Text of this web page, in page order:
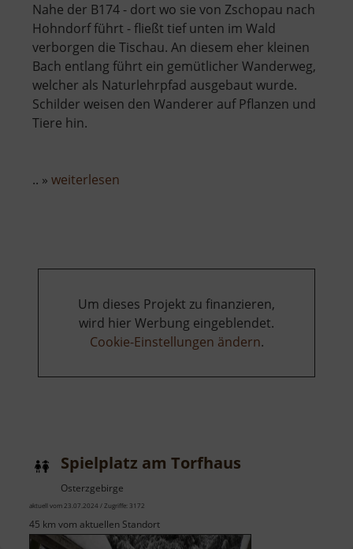
Nahe der B174 - dort wo sie von Zschopau nach
Hohndorf führt - fließt tief unten im Wald
verborgen die Tischau. An diesem eher kleinen
Bach entlang führt ein gemütlicher Wanderweg,
welcher als Naturlehrpfad ausgebaut wurde.
Schilder weisen den Wanderer auf Pflanzen und
Tiere hin.
.. » weiterlesen
Um dieses Projekt zu finanzieren,
wird hier Werbung eingeblendet.
Cookie-Einstellungen ändern.
Spielplatz am Torfhaus
Osterzgebirge
aktuell vom 23.07.2024 / Zugriffe: 3172
45 km vom aktuellen Standort